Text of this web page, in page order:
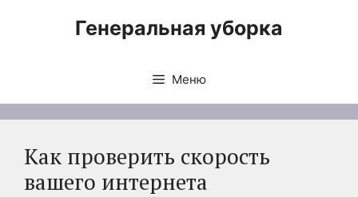
Генеральная уборка
Меню
Как проверить скорость
вашего интернета